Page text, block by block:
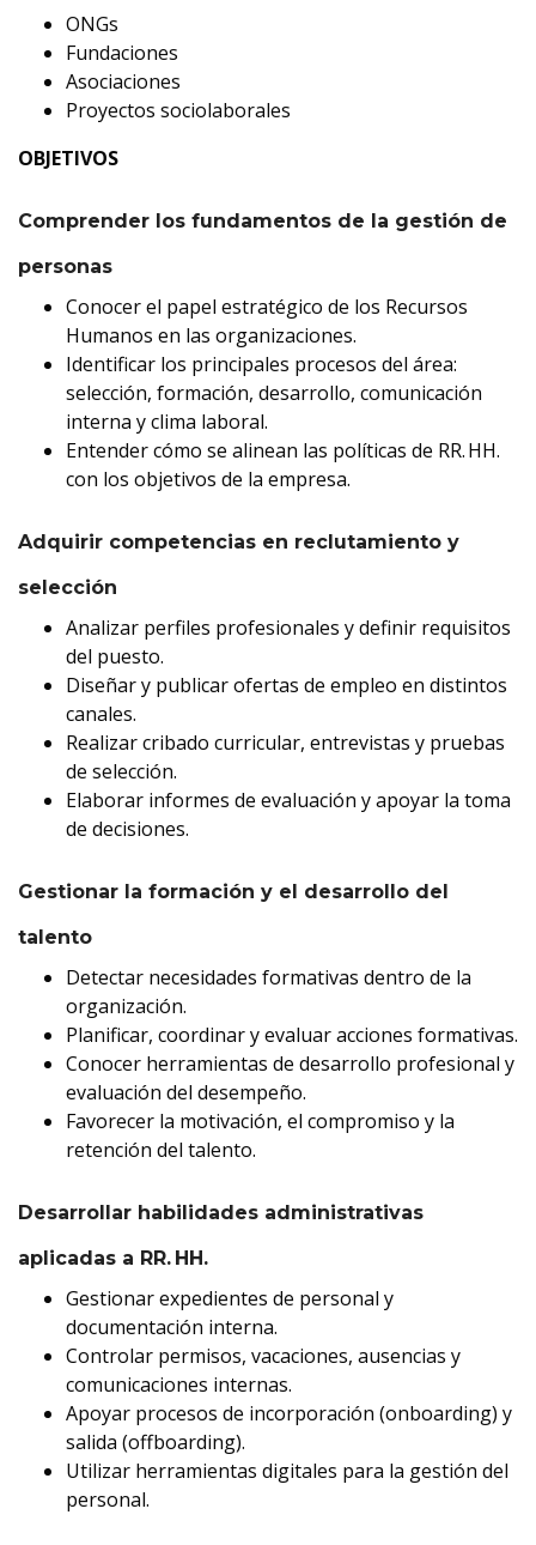
ONGs
Fundaciones
Asociaciones
Proyectos sociolaborales
OBJETIVOS
Comprender los fundamentos de la gestión de
personas
Conocer el papel estratégico de los Recursos
Humanos en las organizaciones.
Identificar los principales procesos del área:
selección, formación, desarrollo, comunicación
interna y clima laboral.
Entender cómo se alinean las políticas de RR. HH.
con los objetivos de la empresa.
Adquirir competencias en reclutamiento y
selección
Analizar perfiles profesionales y definir requisitos
del puesto.
Diseñar y publicar ofertas de empleo en distintos
canales.
Realizar cribado curricular, entrevistas y pruebas
de selección.
Elaborar informes de evaluación y apoyar la toma
de decisiones.
Gestionar la formación y el desarrollo del
talento
Detectar necesidades formativas dentro de la
organización.
Planificar, coordinar y evaluar acciones formativas.
Conocer herramientas de desarrollo profesional y
evaluación del desempeño.
Favorecer la motivación, el compromiso y la
retención del talento.
Desarrollar habilidades administrativas
aplicadas a RR. HH.
Gestionar expedientes de personal y
documentación interna.
Controlar permisos, vacaciones, ausencias y
comunicaciones internas.
Apoyar procesos de incorporación (onboarding) y
salida (offboarding).
Utilizar herramientas digitales para la gestión del
personal.